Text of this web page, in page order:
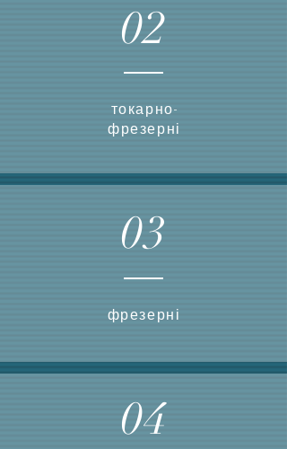
02
токарно-
фрезерні
03
фрезерні
04